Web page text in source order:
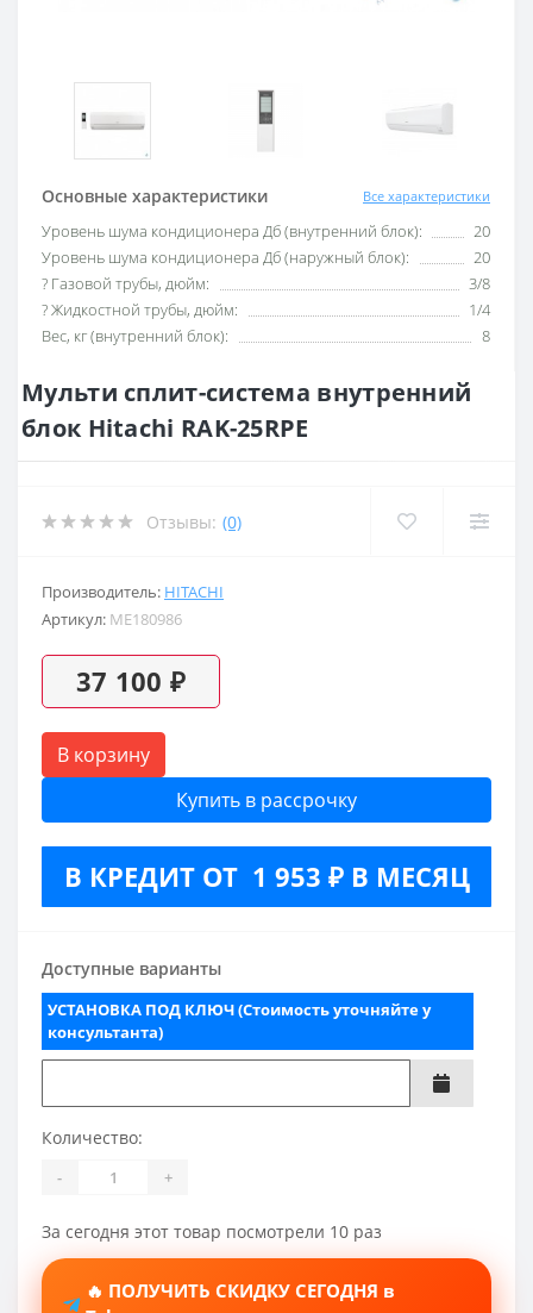
Основные характеристики Все характеристики
Уровень шума кондиционера Дб (внутренний блок):
20
Уровень шума кондиционера Дб (наружный блок):
20
? Газовой трубы, дюйм:
3/8
? Жидкостной трубы, дюйм:
1/4
Вес, кг (внутренний блок):
8
Мульти сплит-система внутренний
блок Hitachi RAK-25RPE
Отзывы: (0)
Производитель: HITACHI
Артикул: ME180986
37 100 ₽
В корзину
Купить в рассрочку
В КРЕДИТ ОТ 1 953 ₽ В МЕСЯЦ
Доступные варианты
УСТАНОВКА ПОД КЛЮЧ (Стоимость уточняйте у
консультанта)
Количество:
- +
За сегодня этот товар посмотрели 10 раз
🔥 ПОЛУЧИТЬ СКИДКУ СЕГОДНЯ в